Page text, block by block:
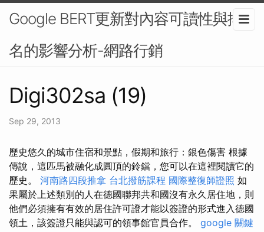
Google BERT更新對內容可讀性與排
名的影響分析-網路行銷
Digi302sa (19)
Sep 29, 2013
歷史悠久的城市住宿和景點，假期和旅行：銀色傷害 根據
傳說，這匹馬被融化成圓頂的鈴鐺，您可以在這裡閱讀它的
歷史。 河南路四段推拿 台北撥筋課程 國際整復師證照 如
果屬於上述類別的人在德國聯邦共和國沒有永久居住地，則
他們必須擁有有效的居住許可證才能以簽證的形式進入德國
領土，該簽證只能與認可的領事館官員合作。 google 關鍵